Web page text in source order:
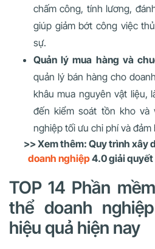
chấm công, tính lương,
giúp giảm bớt công việc
sự.
Quản lý mua hàng và
quản lý bán hàng cho
khâu mua nguyên vật liệu,
đến kiểm soát tồn kho và
nghiệp tối ưu chi phí và
>> Xem thêm: Quy trình xây
doanh nghiệp4.0 giải quyết
TOP 14 Phần
thể doanh
hiệu quả hiện nay